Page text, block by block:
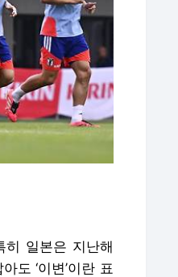
히 일본은 지난해
도 ‘이변’이란 표